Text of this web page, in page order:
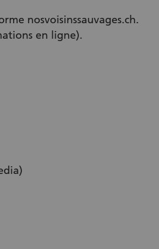
nosvoisinssauvages.ch.
en ligne).